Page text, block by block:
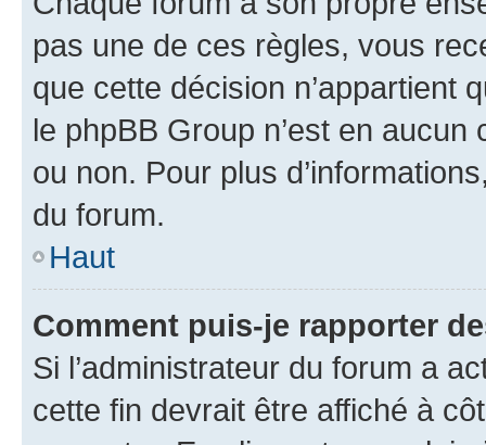
pas une de ces règles, vous
que cette décision n’appartient
le phpBB Group n’est en
ou non. Pour plus
du forum.
Haut
Comment puis-je rapporter
Si l’administrateur du forum a
cette fin devrait être affiché à